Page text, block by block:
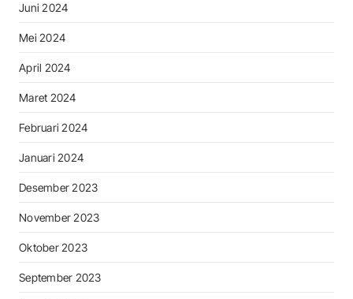
Juni 2024
Mei 2024
April 2024
Maret 2024
Februari 2024
Januari 2024
Desember 2023
November 2023
Oktober 2023
September 2023